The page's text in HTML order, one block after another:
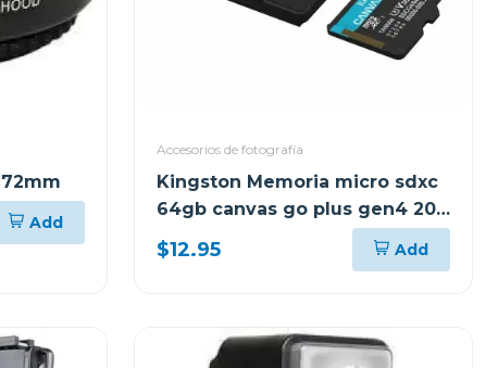
Add
Accesorios de fotografía
Kingston Memoria micro sdxc
64gb canvas go plus gen4 200
mb/s sdcg4
$12.95 Add